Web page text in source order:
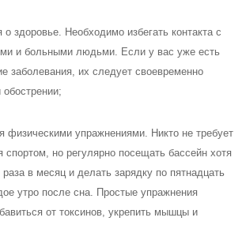
о здоровье. Необходимо избегать контакта с
и больными людьми. Если у вас уже есть
заболевания, их следует своевременно
обострении;
физическими упражнениями. Никто не требует
спортом, но регулярно посещать бассейн хотя
в месяц и делать зарядку по пятнадцать
утро после сна. Простые упражнения
от токсинов, укрепить мышцы и